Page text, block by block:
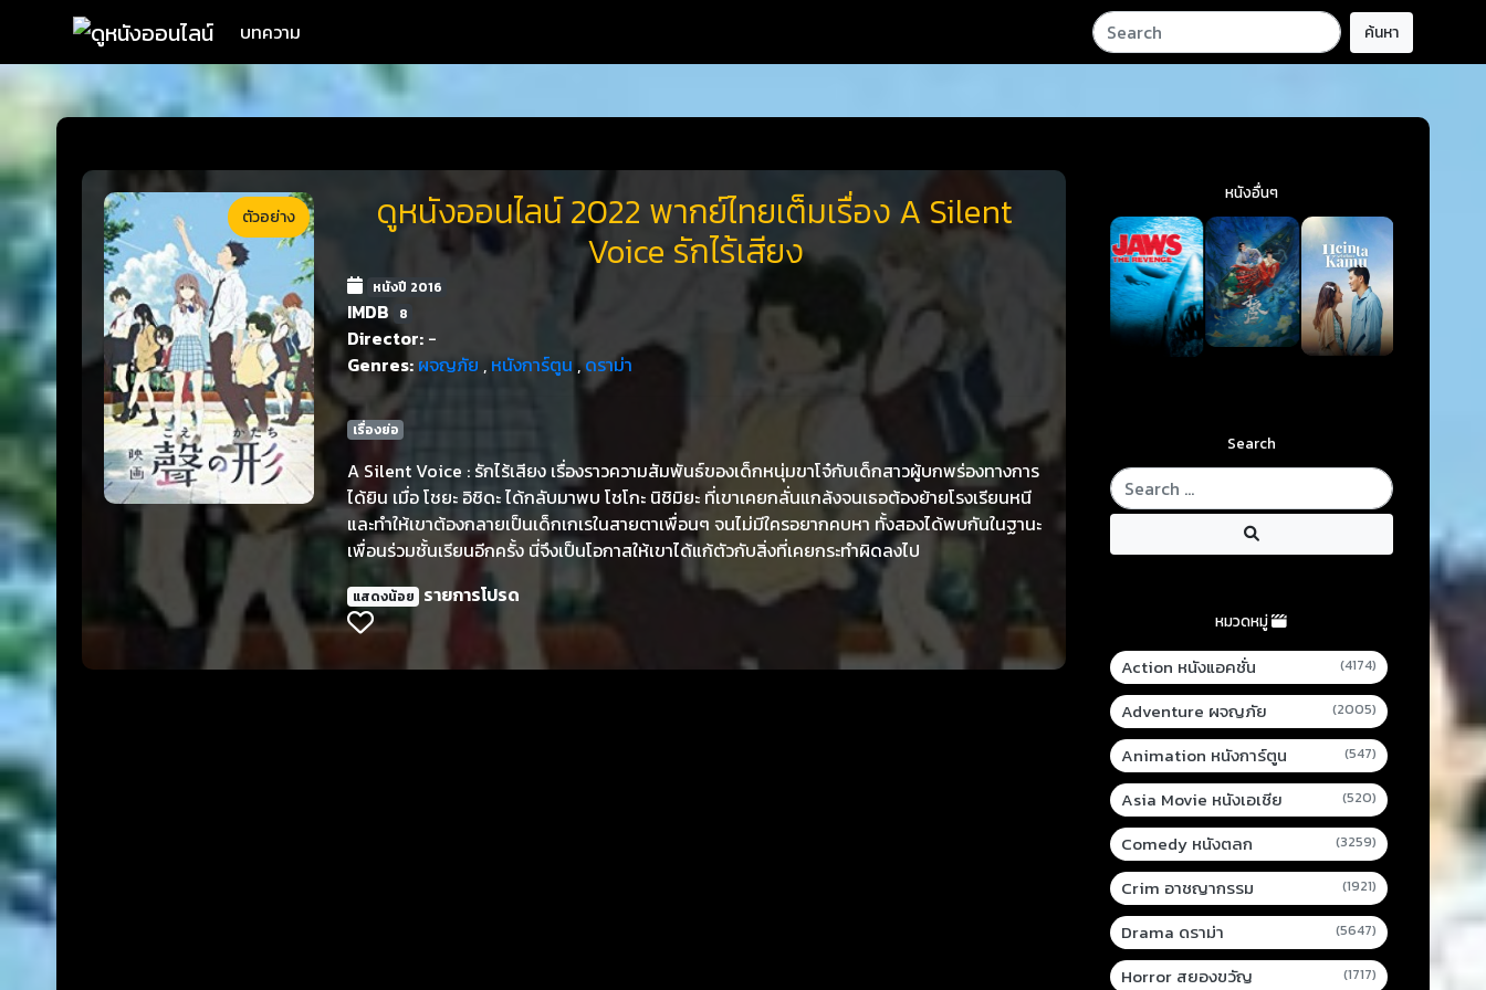
บทความ ค้นหา
ตัวอย่าง
ดูหนังออนไลน์ 2022 พากย์ไทยเต็มเรื่อง A Silent
Voice รักไร้เสียง
หนังปี 2016
IMDB 8
Director:-
Genres: ผจญภัย , หนังการ์ตูน ,ดราม่า
เรื่องย่อ
A Silent Voice : รักไร้เสียง เรื่องราวความสัมพันธ์ของเด็กหนุ่มขาโจ๋กับเด็กสาวผู้บกพร่องทางการ
ได้ยิน เมื่อ โชยะ อิชิดะ ได้กลับมาพบ โชโกะ นิชิมิยะ ที่เขาเคยกลั่นแกล้งจนเธอต้องย้ายโรงเรียนหนี
และทำให้เขาต้องกลายเป็นเด็กเกเรในสายตาเพื่อนๆ จนไม่มีใครอยากคบหา ทั้งสองได้พบกันในฐานะ
เพื่อนร่วมชั้นเรียนอีกครั้ง นี่จึงเป็นโอกาสให้เขาได้แก้ตัวกับสิ่งที่เคยกระทำผิดลงไป
แสดงน้อย รายการโปรด
หนังอื่นๆ
Search
หมวดหมู่
Action หนังแอคชั่น (4174)
Adventure ผจญภัย (2005)
Animation หนังการ์ตูน (547)
Asia Movie หนังเอเชีย (520)
Comedy หนังตลก (3259)
Crim อาชญากรรม (1921)
Drama ดราม่า (5647)
Horror สยองขวัญ (1717)